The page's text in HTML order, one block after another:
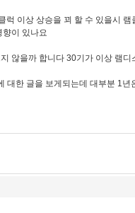
이상 상승을 꾀 할 수 있을시
이 있나요
않을까 합니다 30기가 이상 램
대한 글을 보게되는데 대부분 1